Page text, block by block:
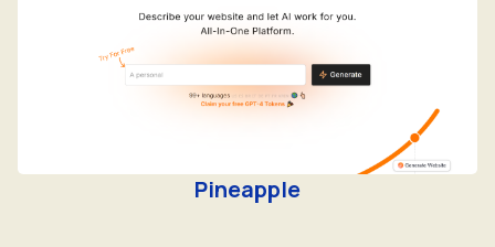
Pineapple